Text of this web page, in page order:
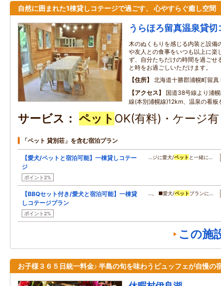
自然に囲まれた1棟貸しコテージで過ごす、 心やすらぐ癒し空間
うらほろ留真温泉貸切
木のぬくもりを感じる内装と設備
や友人との食事をいつも以上に楽
ず、自分たちだけの時間を過ごせ
と時をお過ごしいただけます。
住所
北海道十勝郡浦幌町留真
アクセス
国道38号線より浦
線(本別浦幌線)12km、温泉の看
サービス ペット OK(有料)・ケージ
「ペット 貸別荘」を含む宿泊プラン
【愛犬/ペットと宿泊可能】一棟貸しコテー
ジ
ポイント2%
…ジに愛犬/ペット と一緒に…
【BBQセット付き/愛犬と宿泊可能】一棟貸
しコテージプラン
ポイント2%
…。 ■愛犬/ペット プランに…
この施
お子様３６５日統一料金♪ 半島の旬を味わうビュッフェが自慢の